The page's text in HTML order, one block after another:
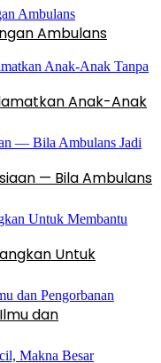
Ambulans
Anak-Anak
— Bila Ambulans
Untuk
dan